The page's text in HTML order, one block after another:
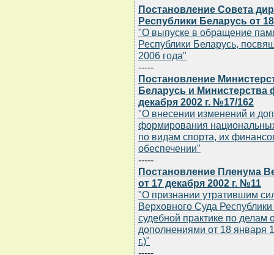
Постановление Совета
Республики Беларусь от
"О выпуске в обращение
Республики Беларусь,
2006 года"
-----
Постановление
Беларусь и Министерства
декабря 2002 г. №17/162
"О внесении изменений и
формирования
по видам спорта, их
обеспечении"
-----
Постановление Пленума
от 17 декабря 2002 г. №11
"О признании утратившим
Верховного Суда
судебной практике по делам
дополнениями от 18 января
г.)"
-----